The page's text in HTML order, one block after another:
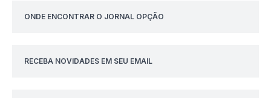
ONDE ENCONTRAR O JORNAL OPÇÃO
RECEBA NOVIDADES EM SEU EMAIL